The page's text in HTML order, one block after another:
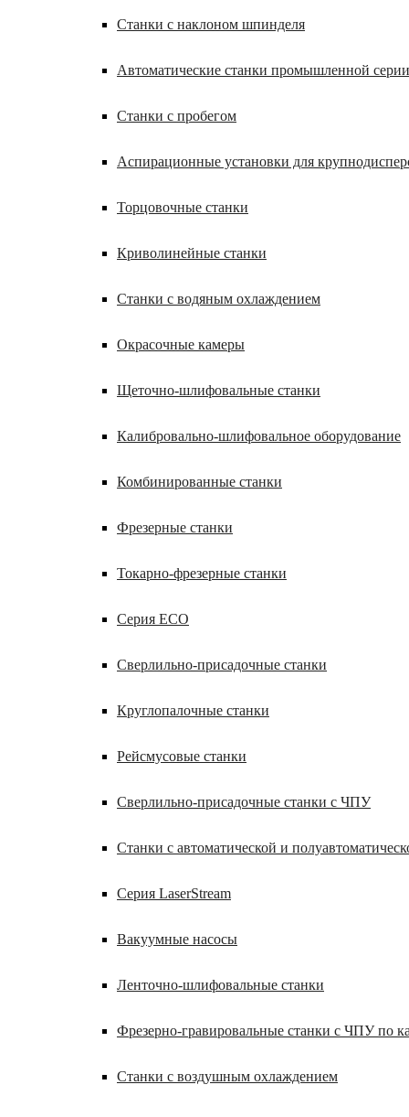
Станки с наклоном шпинделя
Автоматические станки промышленной серии
Станки с пробегом
Аспирационные установки для
Торцовочные станки
Криволинейные станки
Станки с водяным охлаждением
Окрасочные камеры
Щеточно-шлифовальные станки
Калибровально-шлифовальное оборудование
Комбинированные станки
Фрезерные станки
Токарно-фрезерные станки
Серия ECO
Сверлильно-присадочные станки
Круглопалочные станки
Рейсмусовые станки
Сверлильно-присадочные станки с ЧПУ
Станки с автоматической и
Серия LaserStream
Вакуумные насосы
Ленточно-шлифовальные станки
Фрезерно-гравировальные станки с ЧПУ по
Станки с воздушным охлаждением